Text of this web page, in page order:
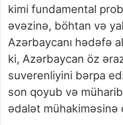
kimi fundamental
əvəzinə, böhtan və
Azərbaycanı hədəfə
ki, Azərbaycan öz
suverenliyini bərpa
son qoyub və
ədalət mühakiməsinə